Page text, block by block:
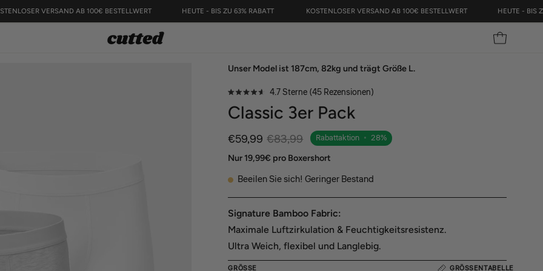
KOSTENLOSER VERSAND AB 100€ BESTELLWERT HEUTE - BIS ZU 63% RABATT KOSTENLOSER VERSAND AB 100€ BESTELLWERT
Unser Model ist 187cm, 82kg und trägt Größe L.
4.7
von
Sternen
bewertet
4.7Sterne(45 Rezensionen)Klicken,
den
Rezensionen
Classic 3er Pack
€59,99 €83,99 Rabattaktion • 28%
Nur 19,99€ pro Boxershort
Beeilen Sie sich! Geringer Bestand
Signature Bamboo Fabric:
Maximale Luftzirkulation & Feuchtigkeitsresistenz.
Ultra Weich, flexibel und Langlebig.
GRÖSSE GRÖSSENTABELLE